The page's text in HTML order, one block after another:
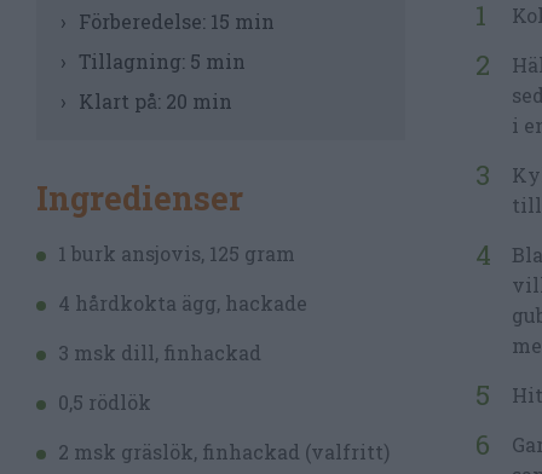
Förberedelse: 15 min
Tillagning: 5 min
Klart på: 20 min
Ingredienser
1 burk ansjovis, 125 gram
4 hårdkokta ägg, hackade
3 msk dill, finhackad
0,5 rödlök
2 msk gräslök, finhackad (valfritt)
i